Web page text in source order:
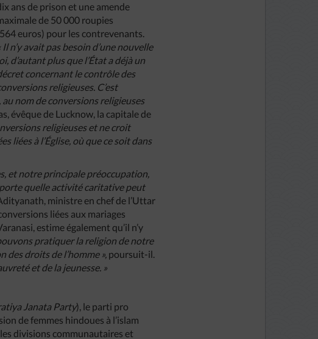
ans de prison et une amende
de 50 000 roupies
euros) pour les contrevenants.
Il n’y avait pas besoin d’une nouvelle
d’autant plus que l’État a déjà un
concernant le contrôle des
religieuses. C’est
nom de conversions religieuses
évêque de Lucknow, la capitale de
religieuses et ne croit
liées à l’Église, où que ce soit dans
et notre principale préoccupation,
quelle activité caritative peut
ministre en chef de l’Uttar
liées aux mariages
estime également qu’il n’y
pratiquer la religion de notre
droits de l’homme », poursuit-il.
et de la jeunesse. »
Janata Party), le parti pro
de femmes hindoues à l’islam
divisions communautaires et